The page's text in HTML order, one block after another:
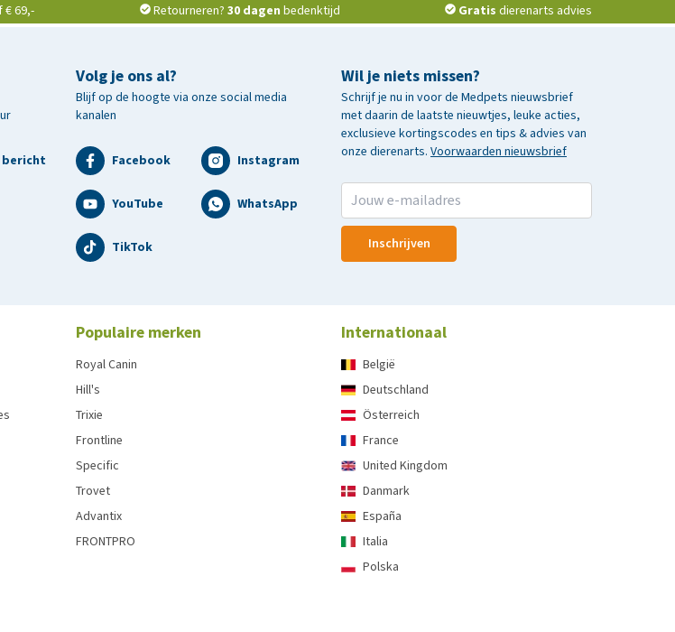
€ 69,- Retourneren? 30 dagen bedenktijd Gratis dierenarts advies
bericht
Wil je niets missen?
Schrijf je nu in voor de Medpets nieuwsbrief
met daarin de laatste nieuwtjes, leuke acties,
exclusieve kortingscodes en tips & advies van
onze dierenarts. Voorwaarden nieuwsbrief
Inschrijven
Volg je ons al?
Blijf op de hoogte via onze social media
kanalen
Facebook Instagram
YouTube WhatsApp
TikTok
Populaire merken
Royal Canin
Hill's
Trixie
Frontline
Specific
Trovet
Advantix
FRONTPRO
Internationaal
België
Deutschland
Österreich
France
United Kingdom
Danmark
España
Italia
Polska